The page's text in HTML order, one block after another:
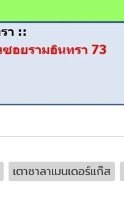
เตาซาลาเมนเดอร์แก๊ส